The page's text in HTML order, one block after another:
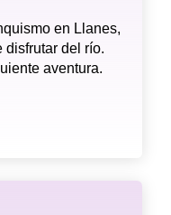
en Llanes,
disfrutar del río.
aventura.